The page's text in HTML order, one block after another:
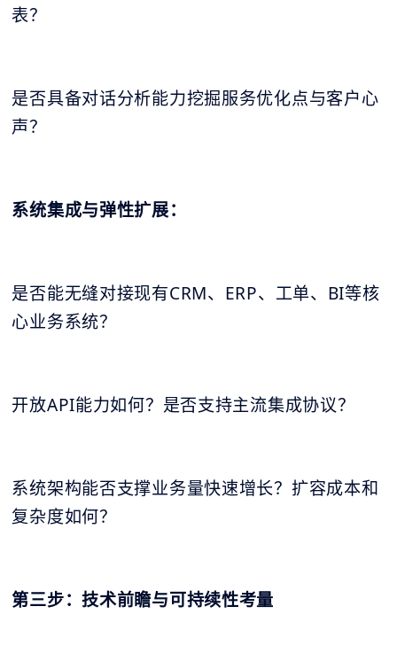
表？
是否具备对话分析能力挖掘服务优化点与客户心
声？
系统集成与弹性扩展：
是否能无缝对接现有CRM、ERP、工单、BI等核
心业务系统？
开放API能力如何？是否支持主流集成协议？
系统架构能否支撑业务量快速增长？扩容成本和
复杂度如何？
第三步：技术前瞻与可持续性考量